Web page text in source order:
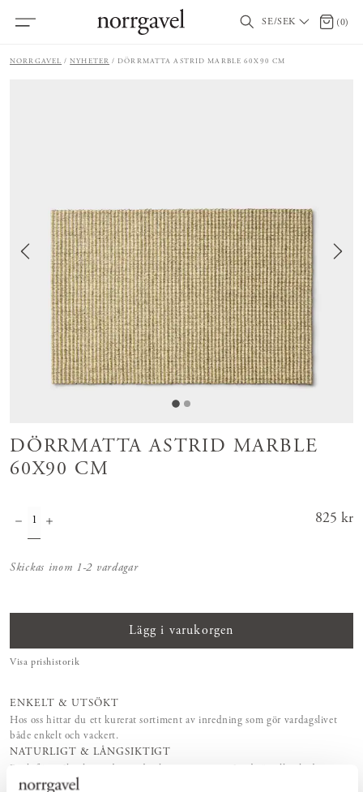
SE/SEK 0 (0)
NORRGAVEL NYHETER DÖRRMATTA ASTRID MARBLE 60X90 CM
DÖRRMATTA ASTRID MARBLE
60X90 CM
Pris :
825 kr
Skickas inom 1-2 vardagar
Lägg i varukorgen
Visa prishistorik
ENKELT & UTSÖKT
Hos oss hittar du ett kurerat sortiment av inredning som gör vardagslivet
både enkelt och vackert.
NATURLIGT & LÅNGSIKTIGT
hållbara naturmaterial.